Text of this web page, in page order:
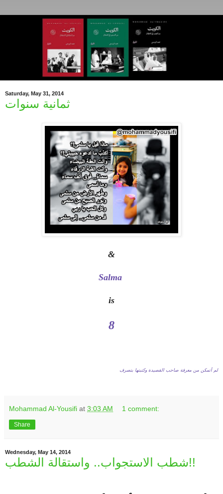
Saturday, May 31, 2014
ثمانية سنوات
&
Salma
is
8
لم أتمكن من معرفة صاحب القصيدة وكتبتها بتصرف
Mohammad Al-Yousifi at 3:03 AM 1 comment:
Share
Wednesday, May 14, 2014
شطب الاستجواب.. واستقالة الشطب!!